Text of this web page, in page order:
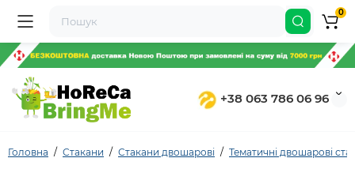
+38 063 786 06 96
0
Головна Стакани Стакани двошарові Тематичні двошарові